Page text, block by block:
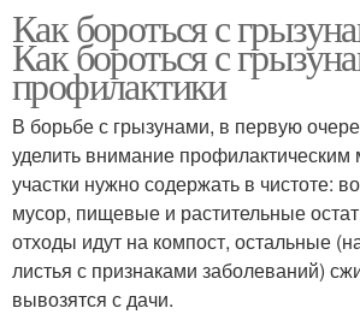
Как бороться с
Как бороться с
профилактики
В борьбе с грызунами, в первую
уделить внимание
участки нужно содержать в чистоте:
мусор, пищевые и растительные
отходы идут на компост, остальные
листья с признаками заболеваний)
вывозятся с дачи.